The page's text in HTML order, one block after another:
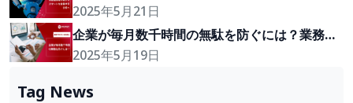
からスマートな会議内容分析へ
2025年5月21日
企業が毎月数千時間の無駄を防ぐには？業務プ
ロセスへのAI導入・3つのステップ
2025年5月19日
Tag News